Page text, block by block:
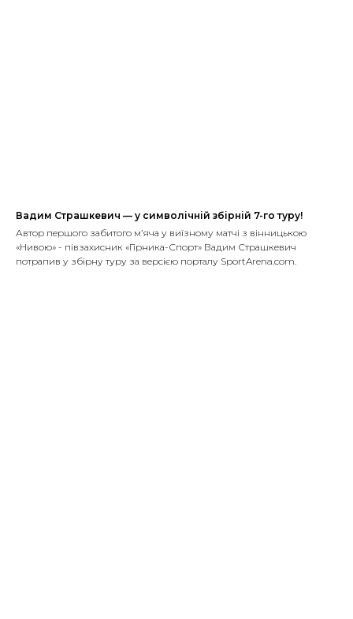
Вадим Страшкевич — у символічній збірній 7-го туру!
Автор першого забитого м’яча у виїзному матчі з вінницькою
«Нивою» - півзахисник «Гірника-Спорт» Вадим Страшкевич
потрапив у збірну туру за версією порталу SportArena.com.